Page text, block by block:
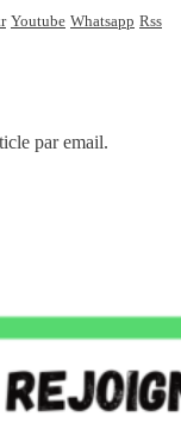
Youtube Whatsapp Rss
par email.